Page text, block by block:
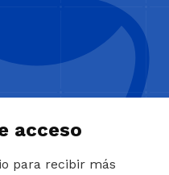
acceso
para recibir más